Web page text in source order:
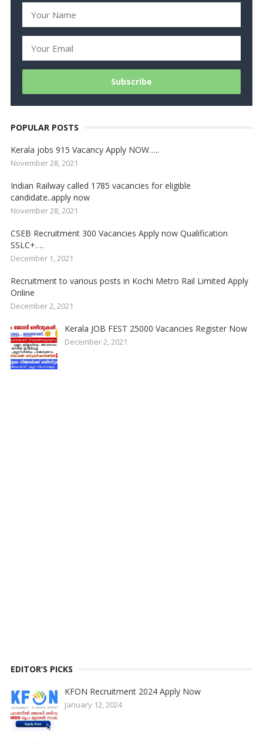
POPULAR POSTS
Kerala jobs 915 Vacancy Apply NOW…..
November 28, 2021
Indian Railway called 1785 vacancies for eligible
candidate..apply now
November 28, 2021
CSEB Recruitment 300 Vacancies Apply now Qualification
SSLC+….
December 1, 2021
Recruitment to various posts in Kochi Metro Rail Limited Apply
Online
December 2, 2021
Kerala JOB FEST 25000 Vacancies Register Now
December 2, 2021
EDITOR’S PICKS
KFON Recruitment 2024 Apply Now
January 12, 2024